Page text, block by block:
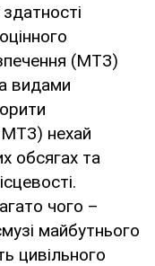
(МТЗ)
видами
МТЗ) нехай
обсягах та
чого –
майбутнього
цивільного